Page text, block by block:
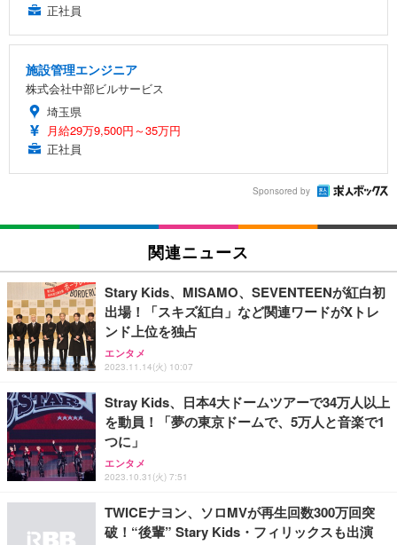
正社員
施設管理エンジニア
株式会社中部ビルサービス
埼玉県
月給29万9,500円～35万円
正社員
Sponsored by
関連ニュース
Stary Kids、MISAMO、SEVENTEENが紅白初
出場！「スキズ紅白」など関連ワードがXトレ
ンド上位を独占
エンタメ
2023.11.14(火) 10:07
Stray Kids、日本4大ドームツアーで34万人以上
を動員！「夢の東京ドームで、5万人と音楽で1
つに」
エンタメ
2023.10.31(火) 7:51
TWICEナヨン、ソロMVが再生回数300万回突
破！“後輩” Stary Kids・フィリックスも出演